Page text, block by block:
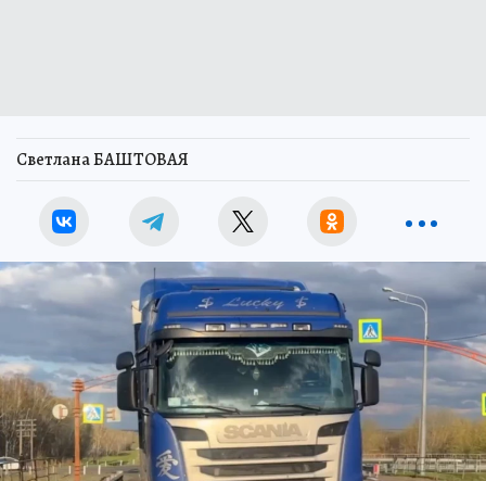
Светлана БАШТОВАЯ